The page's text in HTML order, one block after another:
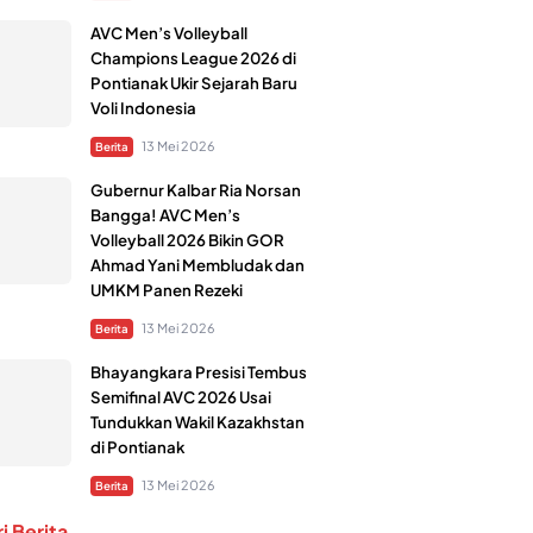
AVC Men’s Volleyball
Champions League 2026 di
Pontianak Ukir Sejarah Baru
Voli Indonesia
Berita 13 Mei 2026
Gubernur Kalbar Ria Norsan
Bangga! AVC Men’s
Volleyball 2026 Bikin GOR
Ahmad Yani Membludak dan
UMKM Panen Rezeki
Berita 13 Mei 2026
Bhayangkara Presisi Tembus
Semifinal AVC 2026 Usai
Tundukkan Wakil Kazakhstan
di Pontianak
Berita 13 Mei 2026